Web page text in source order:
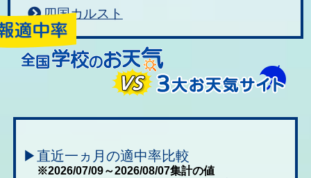
四国カルスト
▶直近一ヵ月の適中率比較
※2026/07/09～2026/08/07集計の値